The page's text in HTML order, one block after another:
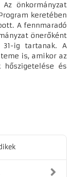
önkormányzat
keretében
A fennmaradó
önerőként
ig tartanak. A
is, amikor az
és